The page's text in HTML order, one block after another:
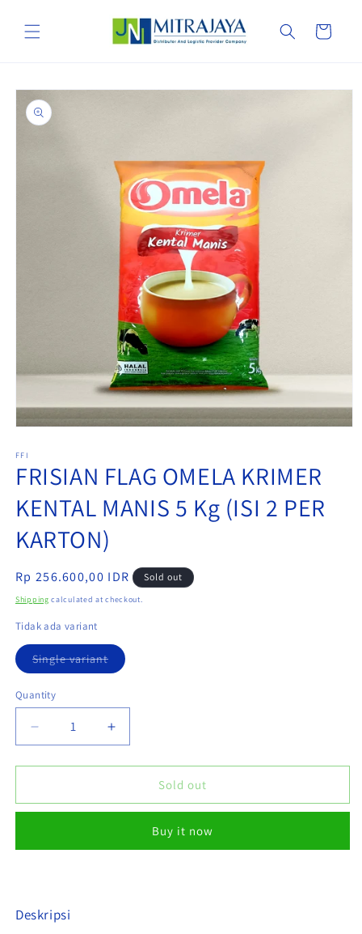
content
Cart
Skip to
product
information
1
in
modal
FFI
FRISIAN FLAG OMELA KRIMER
KENTAL MANIS 5 Kg (ISI 2 PER
KARTON)
Regular
price
Rp 256.600,00 IDR Sold out
Shipping calculated at checkout.
Tidak ada variant
Single variantVariant
sold
Quantity
Decrease
quantity
for
FLAG
KENTAL
(ISI
Increase
quantity
for
FRISIAN
FLAG
KRIMER
KENTAL
Sold out
Buy it now
Deskripsi